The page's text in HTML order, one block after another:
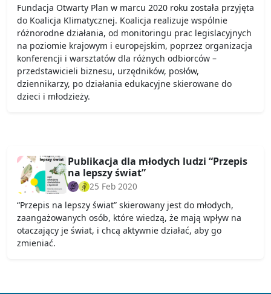
Fundacja Otwarty Plan w marcu 2020 roku została przyjęta
do Koalicja Klimatycznej. Koalicja realizuje wspólnie
różnorodne działania, od monitoringu prac legislacyjnych
na poziomie krajowym i europejskim, poprzez organizacja
konferencji i warsztatów dla różnych odbiorców –
przedstawicieli biznesu, urzędników, posłów,
dziennikarzy, po działania edukacyjne skierowane do
dzieci i młodzieży.
Publikacja dla młodych ludzi “Przepis
na lepszy świat”
25 Feb 2020
“Przepis na lepszy świat” skierowany jest do młodych,
zaangażowanych osób, które wiedzą, że mają wpływ na
otaczający je świat, i chcą aktywnie działać, aby go
zmieniać.